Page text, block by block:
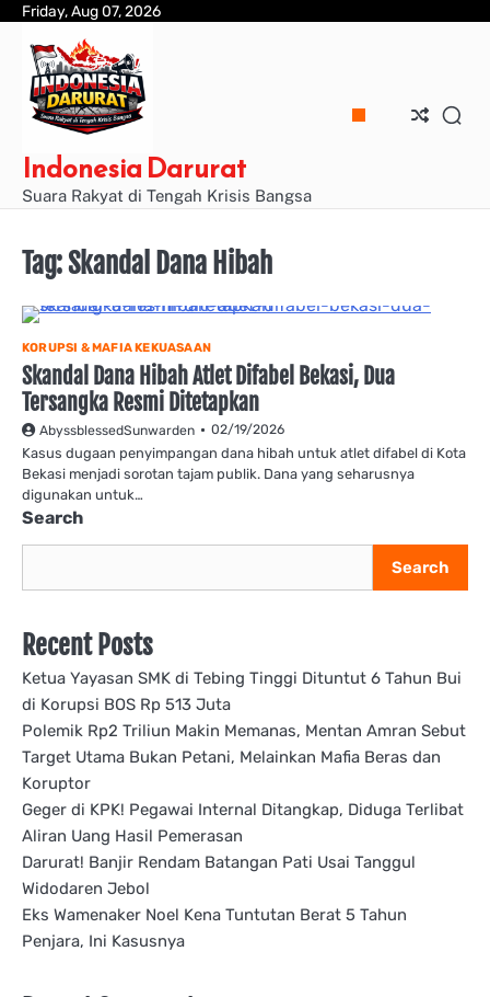
Skip
content
Friday, Aug 07, 2026
Indonesia Darurat
Suara Rakyat di Tengah Krisis Bangsa
Tag:Skandal Dana Hibah
KORUPSI & MAFIA KEKUASAAN
Skandal Dana Hibah Atlet Difabel Bekasi, Dua
Tersangka Resmi Ditetapkan
AbyssblessedSunwarden 02/19/2026
Kasus dugaan penyimpangan dana hibah untuk atlet difabel di Kota
Bekasi menjadi sorotan tajam publik. Dana yang seharusnya
digunakan untuk…
Search
Search
Recent Posts
Ketua Yayasan SMK di Tebing Tinggi Dituntut 6 Tahun Bui
di Korupsi BOS Rp 513 Juta
Polemik Rp2 Triliun Makin Memanas, Mentan Amran Sebut
Target Utama Bukan Petani, Melainkan Mafia Beras dan
Koruptor
Geger di KPK! Pegawai Internal Ditangkap, Diduga Terlibat
Aliran Uang Hasil Pemerasan
Darurat! Banjir Rendam Batangan Pati Usai Tanggul
Widodaren Jebol
Eks Wamenaker Noel Kena Tuntutan Berat 5 Tahun
Penjara, Ini Kasusnya